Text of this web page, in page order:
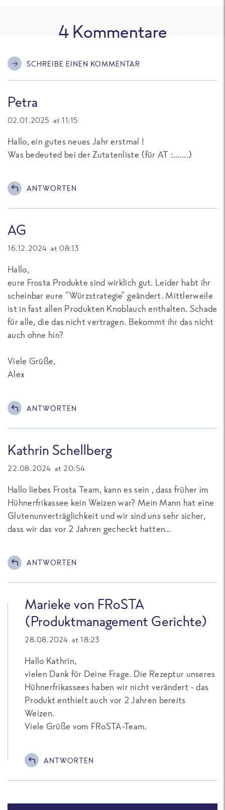
4Kommentare
SCHREIBE EINEN KOMMENTAR
Petra
02.01.2025 at 11:15
Hallo, ein gutes neues Jahr erstmal !
Was bedeuted bei der Zutatenliste (für AT :.......)
ANTWORTEN
AG
16.12.2024 at 08:13
Hallo,
eure Frosta Produkte sind wirklich gut. Leider habt ihr
scheinbar eure "Würzstrategie" geändert. Mittlerweile
ist in fast allen Produkten Knoblauch enthalten. Schade
für alle, die das nicht vertragen. Bekommt ihr das nicht
auch ohne hin?
Viele Grüße,
Alex
ANTWORTEN
Kathrin Schellberg
22.08.2024 at 20:54
Hallo liebes Frosta Team, kann es sein , dass früher im
Hühnerfrikassee kein Weizen war? Mein Mann hat eine
Glutenunverträglichkeit und wir sind uns sehr sicher,
dass wir das vor 2 Jahren gecheckt hatten…
ANTWORTEN
Marieke von FRoSTA
(Produktmanagement Gerichte)
28.08.2024 at 18:23
Hallo Kathrin,
vielen Dank für Deine Frage. Die Rezeptur unseres
Hühnerfrikassees haben wir nicht verändert - das
Produkt enthielt auch vor 2 Jahren bereits
Weizen.
Viele Grüße vom FRoSTA-Team.
ANTWORTEN